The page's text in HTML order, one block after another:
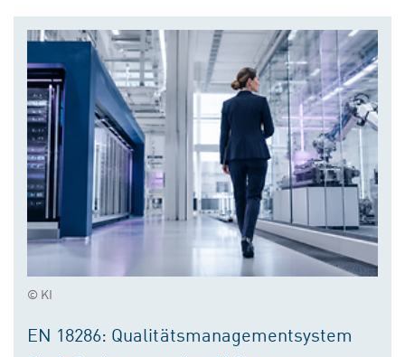
© KI
EN 18286: Qualitätsmanagementsystem